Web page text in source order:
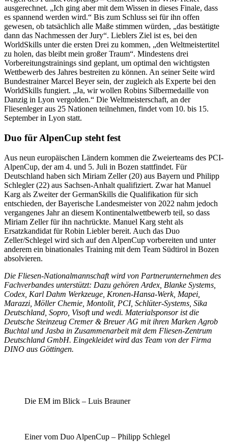
ausgerechnet. „Ich ging aber mit dem Wissen in dieses Finale, dass
es spannend werden wird.“ Bis zum Schluss sei für ihn offen
gewesen, ob tatsächlich alle Maße stimmen würden, „das bestätigte
dann das Nachmessen der Jury“. Lieblers Ziel ist es, bei den
WorldSkills unter die ersten Drei zu kommen, „den Weltmeistertitel
zu holen, das bleibt mein großer Traum“. Mindestens drei
Vorbereitungstrainings sind geplant, um optimal den wichtigsten
Wettbewerb des Jahres bestreiten zu können. An seiner Seite wird
Bundestrainer Marcel Beyer sein, der zugleich als Experte bei den
WorldSkills fungiert. „Ja, wir wollen Robins Silbermedaille von
Danzig in Lyon vergolden.“ Die Weltmeisterschaft, an der
Fliesenleger aus 25 Nationen teilnehmen, findet vom 10. bis 15.
September in Lyon statt.
Duo für AlpenCup steht fest
Aus neun europäischen Ländern kommen die Zweierteams des PCI-
AlpenCup, der am 4. und 5. Juli in Bozen stattfindet. Für
Deutschland haben sich Miriam Zeller (20) aus Bayern und Philipp
Schlegler (22) aus Sachsen-Anhalt qualifiziert. Zwar hat Manuel
Karg als Zweiter der GermanSkills die Qualifikation für sich
entschieden, der Bayerische Landesmeister von 2022 nahm jedoch
vergangenes Jahr an diesem Kontinentalwettbewerb teil, so dass
Miriam Zeller für ihn nachrückte. Manuel Karg steht als
Ersatzkandidat für Robin Liebler bereit. Auch das Duo
Zeller/Schlegel wird sich auf den AlpenCup vorbereiten und unter
anderem ein binationales Training mit dem Team Südtirol in Bozen
absolvieren.
Die Fliesen-Nationalmannschaft wird von Partnerunternehmen des
Fachverbandes unterstützt: Dazu gehören Ardex, Blanke Systems,
Codex, Karl Dahm Werkzeuge, Kronen-Hansa-Werk, Mapei,
Marazzi, Möller Chemie, Montolit, PCI, Schlüter-Systems, Sika
Deutschland, Sopro, Visoft und wedi. Materialsponsor ist die
Deutsche Steinzeug Cremer & Breuer AG mit ihren Marken Agrob
Buchtal und Jasba in Zusammenarbeit mit dem Fliesen-Zentrum
Deutschland GmbH. Eingekleidet wird das Team von der Firma
DINO aus Göttingen.
Die EM im Blick – Luis Brauner
Einer vom Duo AlpenCup – Philipp Schlegel